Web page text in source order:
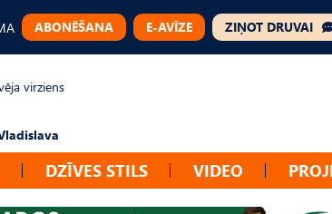
ABONĒŠANA E-AVĪZE ZIŅOT DRUVAI
virziens
DZĪVES STILS VIDEO